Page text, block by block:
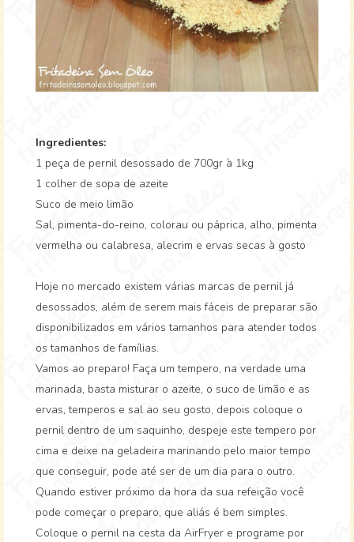
Ingredientes:
1 peça de pernil desossado de 700gr à 1kg
1 colher de sopa de azeite
Suco de meio limão
Sal, pimenta-do-reino, colorau ou páprica, alho, pimenta
vermelha ou calabresa, alecrim e ervas secas à gosto
Hoje no mercado existem várias marcas de pernil já
desossados, além de serem mais fáceis de preparar são
disponibilizados em vários tamanhos para atender todos
os tamanhos de famílias.
Vamos ao preparo! Faça um tempero, na verdade uma
marinada, basta misturar o azeite, o suco de limão e as
ervas, temperos e sal ao seu gosto, depois coloque o
pernil dentro de um saquinho, despeje este tempero por
cima e deixe na geladeira marinando pelo maior tempo
que conseguir, pode até ser de um dia para o outro.
Quando estiver próximo da hora da sua refeição você
pode começar o preparo, que aliás é bem simples.
Coloque o pernil na cesta da AirFryer e programe por